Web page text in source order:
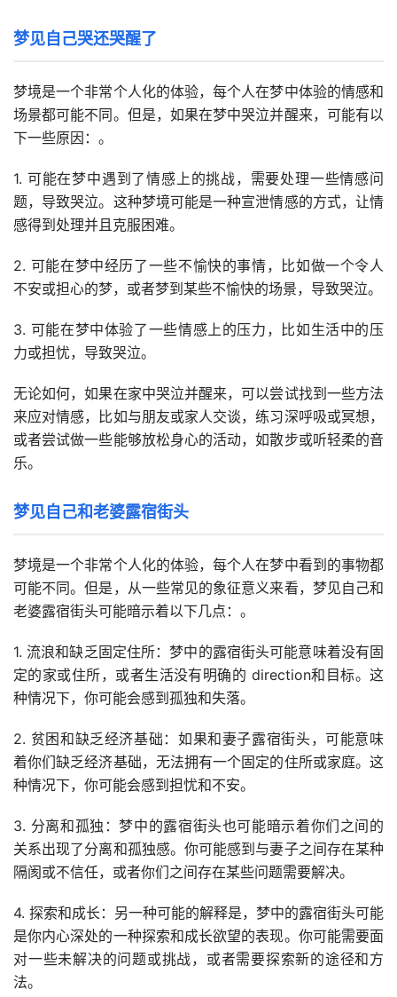
梦见自己哭还哭醒了
梦境是一个非常个人化的体验，每个人在梦中体验的情感和
场景都可能不同。但是，如果在梦中哭泣并醒来，可能有以
下一些原因：。
1. 可能在梦中遇到了情感上的挑战，需要处理一些情感问
题，导致哭泣。这种梦境可能是一种宣泄情感的方式，让情
感得到处理并且克服困难。
2. 可能在梦中经历了一些不愉快的事情，比如做一个令人
不安或担心的梦，或者梦到某些不愉快的场景，导致哭泣。
3. 可能在梦中体验了一些情感上的压力，比如生活中的压
力或担忧，导致哭泣。
无论如何，如果在家中哭泣并醒来，可以尝试找到一些方法
来应对情感，比如与朋友或家人交谈，练习深呼吸或冥想，
或者尝试做一些能够放松身心的活动，如散步或听轻柔的音
乐。
梦见自己和老婆露宿街头
梦境是一个非常个人化的体验，每个人在梦中看到的事物都
可能不同。但是，从一些常见的象征意义来看，梦见自己和
老婆露宿街头可能暗示着以下几点：。
1. 流浪和缺乏固定住所：梦中的露宿街头可能意味着没有固
定的家或住所，或者生活没有明确的 direction和目标。这
种情况下，你可能会感到孤独和失落。
2. 贫困和缺乏经济基础：如果和妻子露宿街头，可能意味
着你们缺乏经济基础，无法拥有一个固定的住所或家庭。这
种情况下，你可能会感到担忧和不安。
3. 分离和孤独：梦中的露宿街头也可能暗示着你们之间的
关系出现了分离和孤独感。你可能感到与妻子之间存在某种
隔阂或不信任，或者你们之间存在某些问题需要解决。
4. 探索和成长：另一种可能的解释是，梦中的露宿街头可能
是你内心深处的一种探索和成长欲望的表现。你可能需要面
对一些未解决的问题或挑战，或者需要探索新的途径和方
法。